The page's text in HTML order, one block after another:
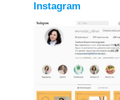
Instagram